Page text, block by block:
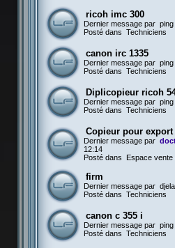
ricoh imc 300
Dernier message par ping
Posté dans Techniciens
canon irc 1335
Dernier message par ping
Posté dans Techniciens
Diplicopieur ricoh
Dernier message par ping
Posté dans Techniciens
Copieur pour export
Dernier message par
12:14
Posté dans
Espace
firm
Dernier message par djela
Posté dans Techniciens
canon c 355 i
Dernier message par ping
Posté dans Techniciens